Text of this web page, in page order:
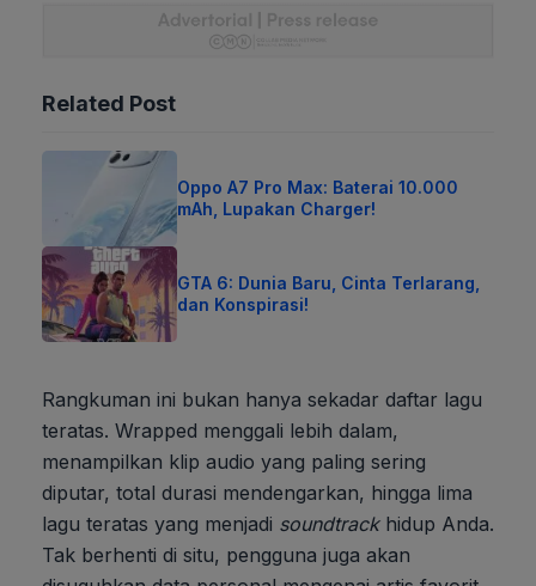
Related Post
Oppo A7 Pro Max: Baterai 10.000
mAh, Lupakan Charger!
GTA 6: Dunia Baru, Cinta Terlarang,
dan Konspirasi!
Rangkuman ini bukan hanya sekadar daftar lagu
teratas. Wrapped menggali lebih dalam,
menampilkan klip audio yang paling sering
diputar, total durasi mendengarkan, hingga lima
lagu teratas yang menjadi soundtrackhidup Anda.
Tak berhenti di situ, pengguna juga akan